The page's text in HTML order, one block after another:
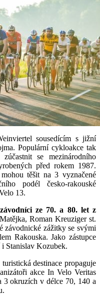
sousedícím s jižní
Populární cykloakce tak
se mezinárodního
před rokem 1987.
těšit na 3 vyznačené
podél česko-rakouské
13.
ze 70. a 80. let z
Roman Kreuziger st.
závodnické zážitky se svými
Rakouska. Jako zástupce
i Stanislav Kozubek.
turistická destinace propaguje
akce In Velo Veritas
3 okruzích v délce 70, 140 a